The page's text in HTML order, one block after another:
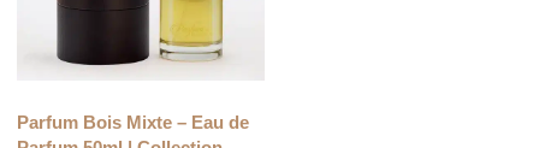
Parfum Bois Mixte – Eau de